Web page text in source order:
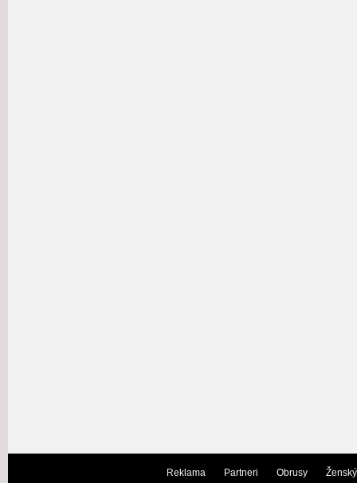
Reklama Partneri Obrusy